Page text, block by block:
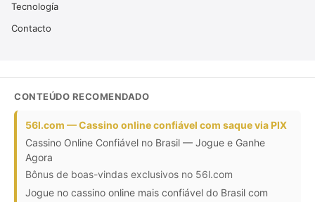
Tecnología
Contacto
CONTEÚDO RECOMENDADO
56l.com — Cassino online confiável com saque via PIX
Cassino Online Confiável no Brasil — Jogue e Ganhe
Agora
Bônus de boas-vindas exclusivos no 56l.com
Jogue no cassino online mais confiável do Brasil com